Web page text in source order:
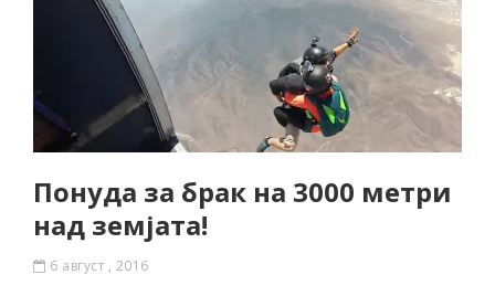
Понуда за брак на 3000 метри
над земјата!
6 август , 2016